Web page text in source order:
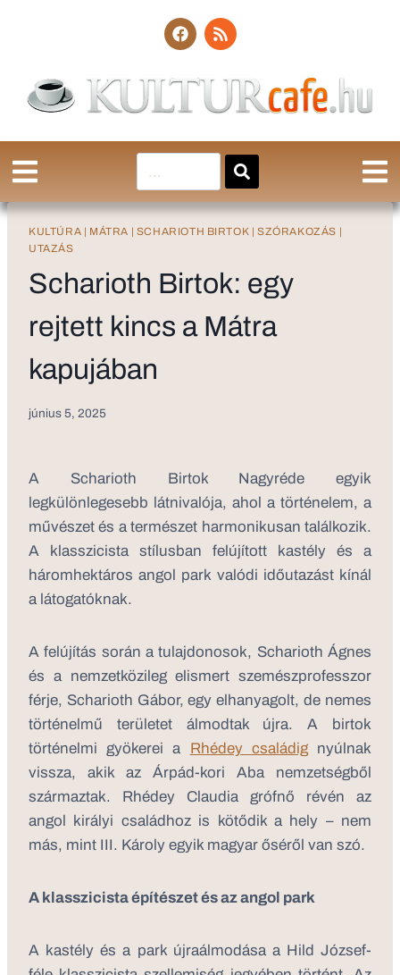
KULTÚRA | MÁTRA | SCHARIOTH BIRTOK |SZÓRAKOZÁS |
UTAZÁS
Scharioth Birtok: egy
rejtett kincs a Mátra
kapujában
június 5, 2025
A Scharioth Birtok Nagyréde egyik
legkülönlegesebb látnivalója, ahol a történelem, a
művészet és a természet harmonikusan találkozik.
A klasszicista stílusban felújított kastély és a
háromhektáros angol park valódi időutazást kínál
a látogatóknak.
A felújítás során a tulajdonosok, Scharioth Ágnes
és a nemzetközileg elismert szemészprofesszor
férje, Scharioth Gábor, egy elhanyagolt, de nemes
történelmű területet álmodtak újra. A birtok
történelmi gyökerei a Rhédey családignyúlnak
vissza, akik az Árpád-kori Aba nemzetségből
származtak. Rhédey Claudia grófnő révén az
angol királyi családhoz is kötődik a hely – nem
más, mint III. Károly egyik magyar őséről van szó.
A klasszicista építészet és az angol park
A kastély és a park újraálmodása a Hild József-